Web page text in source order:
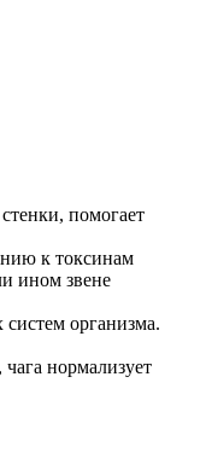
помогает
к токсинам
ином звене
организма.
нормализует